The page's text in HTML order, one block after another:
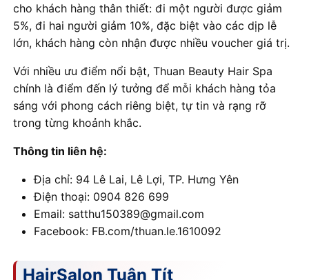
cho khách hàng thân thiết: đi một người được giảm
5%, đi hai người giảm 10%, đặc biệt vào các dịp lễ
lớn, khách hàng còn nhận được nhiều voucher giá trị.
Với nhiều ưu điểm nổi bật, Thuan Beauty Hair Spa
chính là điểm đến lý tưởng để mỗi khách hàng tỏa
sáng với phong cách riêng biệt, tự tin và rạng rỡ
trong từng khoảnh khắc.
Thông tin liên hệ:
Địa chỉ: 94 Lê Lai, Lê Lợi, TP. Hưng Yên
Điện thoại: 0904 826 699
Email: satthu150389@gmail.com
Facebook: FB.com/thuan.le.1610092
HairSalon Tuân Tít